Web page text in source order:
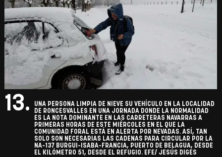
13.
UNA PERSONA LIMPIA DE NIEVE SU VEHÍCULO EN LA LOCALIDAD
DE RONCESVALLES EN UNA JORNADA DONDE LA NORMALIDAD
ES LA NOTA DOMINANTE EN LAS CARRETERAS NAVARRAS A
PRIMERAS HORAS DE ESTE MIÉRCOLES EN EL QUE LA
COMUNIDAD FORAL ESTÁ EN ALERTA POR NEVADAS. ASÍ, TAN
SOLO SON NECESARIAS LAS CADENAS PARA CIRCULAR POR LA
NA-137 BURGUI-ISABA-FRANCIA, PUERTO DE BELAGUA, DESDE
EL KILÓMETRO 51, DESDE EL REFUGIO. EFE/ JESÚS DIGES